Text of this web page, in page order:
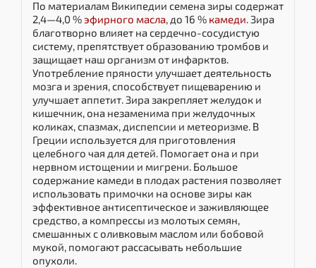
По материалам Википедии семена зиры содержат
2,4—4,0 %эфирного масла, до 16 % камеди. Зира
благотворно влияет на сердечно-сосудистую
систему, препятствует образованию тромбов и
защищает наш организм от инфарктов.
Употребление пряности улучшает деятельность
мозга и зрения, способствует пищеварению и
улучшает аппетит. Зира закрепляет желудок и
кишечник, она незаменима при желудочных
коликах, спазмах, диспепсии и метеоризме. В
Греции используется для приготовления
целебного чая для детей. Помогает она и при
нервном истощении и мигрени. Большое
содержание камеди в плодах растения позволяет
использовать примочки на основе зиры как
эффективное антисептическое и заживляющее
средство, а компрессы из молотых семян,
смешанных с оливковым маслом или бобовой
мукой, помогают рассасывать небольшие
опухоли.